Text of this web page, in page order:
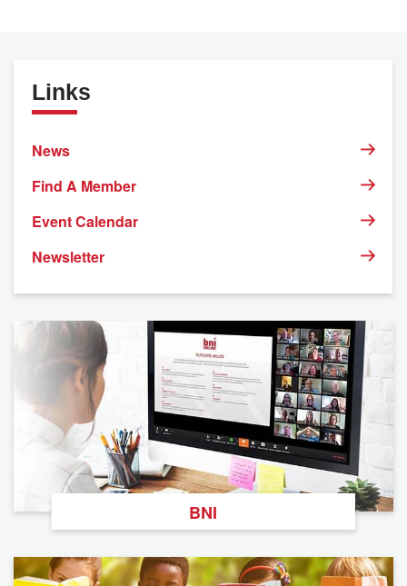
Links
News
Find A Member
Event Calendar
Newsletter
BNI